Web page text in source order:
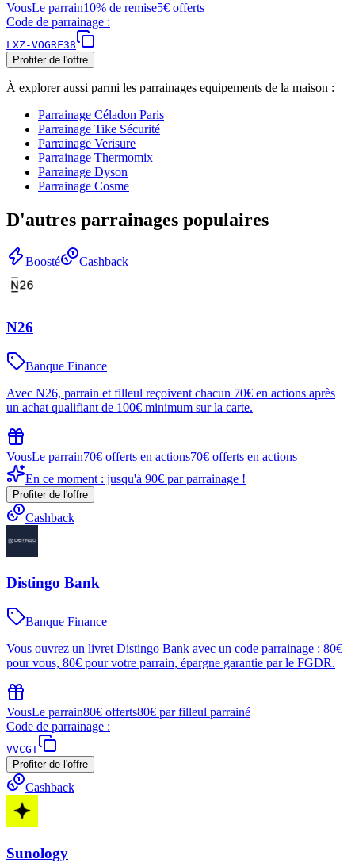
VousLe parrain10% de remise5€ offerts
Code de parrainage :
LXZ-VOGRF38
Profiter de l'offre
À explorer aussi parmi les parrainages equipements de la maison :
Parrainage Céladon Paris
Parrainage Tike Sécurité
Parrainage Verisure
Parrainage Thermomix
Parrainage Dyson
Parrainage Cosme
D'autres parrainages populaires
Boosté Cashback
N26
Banque Finance
Avec N26, parrain et filleul reçoivent chacun 70€ en actions après
un achat qualifiant de 100€ minimum sur la carte.
VousLe parrain70€ offerts en actions70€ offerts en actions
En ce moment : jusqu'à 90€ par parrainage !
Profiter de l'offre
Cashback
Distingo Bank
Banque Finance
Vous ouvrez un livret Distingo Bank avec un code parrainage : 80€
pour vous, 80€ pour votre parrain, épargne garantie par le FGDR.
VousLe parrain80€ offerts80€ par filleul parrainé
Code de parrainage :
VVCGT
Profiter de l'offre
Cashback
Sunology